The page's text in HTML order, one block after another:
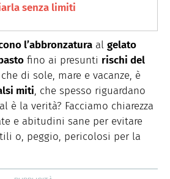
senza limiti
l’abbronzatura al gelato
fino ai presunti rischi del
di sole, mare e vacanze, è
miti, che spesso riguardano
è la verità? Facciamo chiarezza
e abitudini sane per evitare
o, peggio, pericolosi per la